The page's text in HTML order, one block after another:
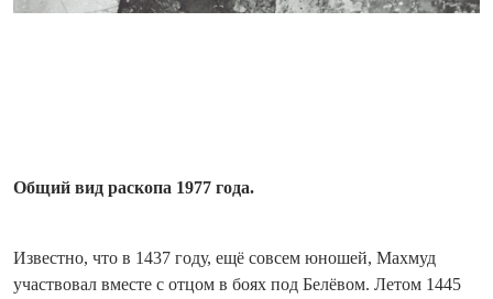
Общий вид раскопа 1977 года.
Известно, что в 1437 году, ещё совсем юношей, Махмуд
участвовал вместе с отцом в боях под Белёвом. Летом 1445